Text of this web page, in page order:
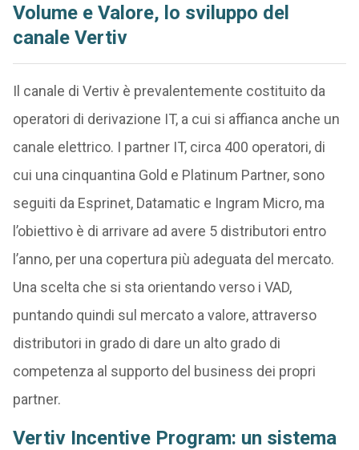
Volume e Valore, lo sviluppo del
canale Vertiv
Il canale di Vertiv è prevalentemente costituito da
operatori di derivazione IT, a cui si affianca anche un
canale elettrico. I partner IT, circa 400 operatori, di
cui una cinquantina Gold e Platinum Partner, sono
seguiti da Esprinet, Datamatic e Ingram Micro, ma
l’obiettivo è di arrivare ad avere 5 distributori entro
l’anno, per una copertura più adeguata del mercato.
Una scelta che si sta orientando verso i VAD,
puntando quindi sul mercato a valore, attraverso
distributori in grado di dare un alto grado di
competenza al supporto del business dei propri
partner.
Vertiv Incentive Program: un sistema